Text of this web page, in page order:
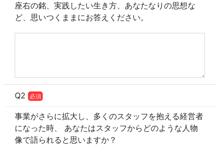
座右の銘、実践したい生き方、あなたなりの思想な
ど、思いつくままにお答えください。
Q2 必須
事業がさらに拡大し、多くのスタッフを抱える経営者
になった時、 あなたはスタッフからどのような人物
像で語られると思いますか？